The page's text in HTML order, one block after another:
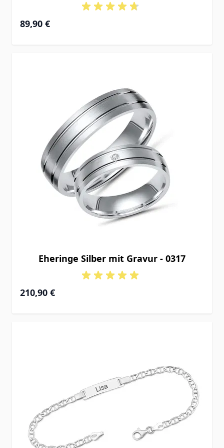
Ab
89,90 €
Eheringe Silber mit Gravur - 0317
210,90 €